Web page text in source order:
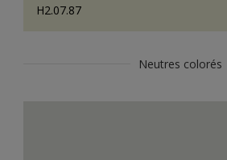
H2.07.87
Neutres colorés